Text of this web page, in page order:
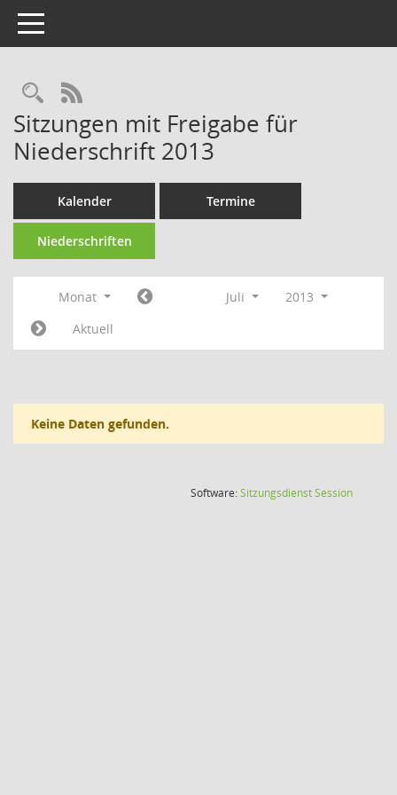
Toggle navigation
Rechercheauswahl
RSS-Feed
Sitzungen mit Freigabe für
Niederschrift 2013
Kalender Termine
Niederschriften
Monat Juli
2013
Aktuell
Keine Daten gefunden.
Software:SitzungsdienstSession(Wird in